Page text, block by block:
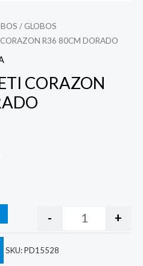
/ GLOBOS
R36 80CM DORADO
CORAZON
- +
SKU:PD15528